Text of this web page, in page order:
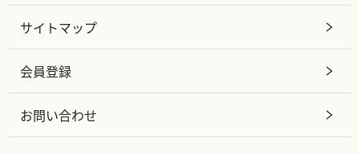
サイトマップ
会員登録
お問い合わせ